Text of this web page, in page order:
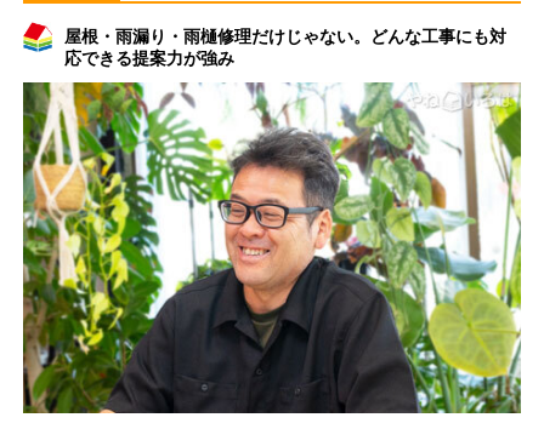
屋根・雨漏り・雨樋修理だけじゃない。どんな工事にも対
応できる提案力が強み